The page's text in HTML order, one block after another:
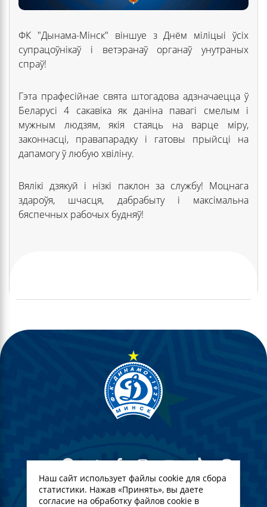
ФК "Дынама-Мінск" віншуе з Днём міліцыі ўсіх
супрацоўнікаў і ветэранаў органаў унутраных
спраў!
Гэта прафесійнае свята штогадова адзначаецца ў
Беларусі 4 сакавіка як даніна павагі смелым і
мужным людзям, якія стаяць на варце міру,
законнасці, правапарадку і гатовы прыйсці на
дапамогу ў любую хвіліну.
Вялікі дзякуй і нізкі паклон за службу! Моцнага
здароўя, шчасця, дабрабыту і максімальна
бяспечных рабочых будняў!
Наш сайт использует файлы cookie для сбора
статистики. Нажав «Принять», вы даете
согласие на обработку файлов cookie в